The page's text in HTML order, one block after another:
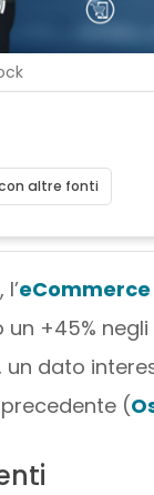
altre fonti
eCommerce
un +45%
un dato
(